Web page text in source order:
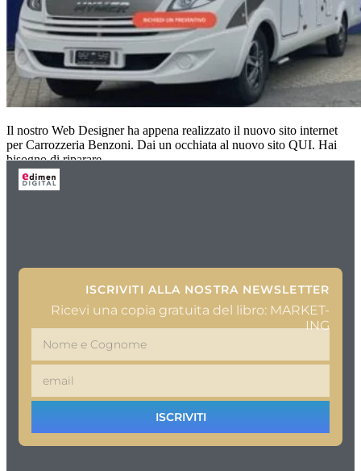
Il nostro Web Designer ha appena realizzato il nuovo sito internet
per Carrozzeria Benzoni. Dai un occhiata al nuovo sito QUI. Hai
bisogno di riparare
ISCRIVITI ALLA NOSTRA NEWSLETTER
Ricevi una copia gratuita del libro: MARKET-
ING
ISCRIVITI